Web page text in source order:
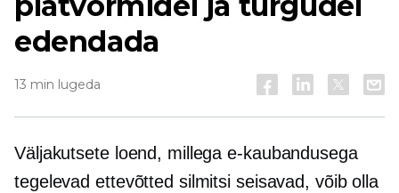
edendada
13 min lugeda
Väljakutsete loend, millega e-kaubandusega
tegelevad ettevõtted silmitsi seisavad, võib olla